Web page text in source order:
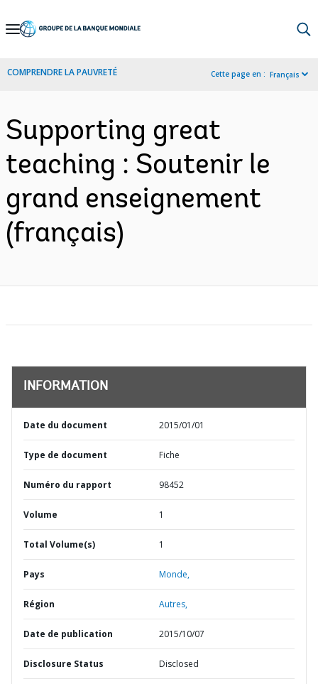
Skip
Navigation
COMPRENDRE LA PAUVRETÉ Cette page en : Français
Supporting great
teaching : Soutenir le
grand enseignement
(français)
INFORMATION
Date du document 2015/01/01
Type de document Fiche
Numéro du rapport 98452
Volume 1
Total Volume(s) 1
Pays Monde,
Région Autres,
Date de publication 2015/10/07
Disclosure Status Disclosed